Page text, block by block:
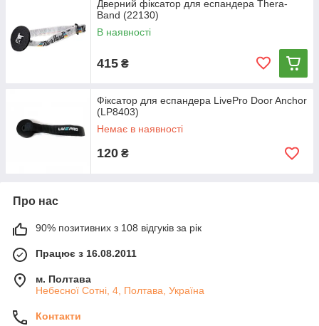
Дверний фіксатор для еспандера Thera-
Band (22130)
В наявності
415 ₴
Фіксатор для еспандера LivePro Door Anchor
(LP8403)
Немає в наявності
120 ₴
Про нас
90% позитивних з 108 відгуків за рік
Працює з 16.08.2011
м. Полтава
Небесної Сотні, 4, Полтава, Україна
Контакти